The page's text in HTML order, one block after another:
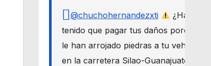
@chuchohernandezxti
¿Has
tenido que pagar tus daños porque
le han arrojado piedras a tu vehículo
en la carretera Silao-Guanajuato? Si